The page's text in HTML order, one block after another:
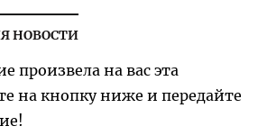
НОВОСТИ
произвела на вас эта
на кнопку ниже и передайте